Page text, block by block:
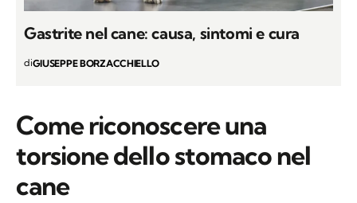
Gastrite nel cane: causa, sintomi e cura
diGIUSEPPE BORZACCHIELLO
Come riconoscere una
torsione dello stomaco nel
cane